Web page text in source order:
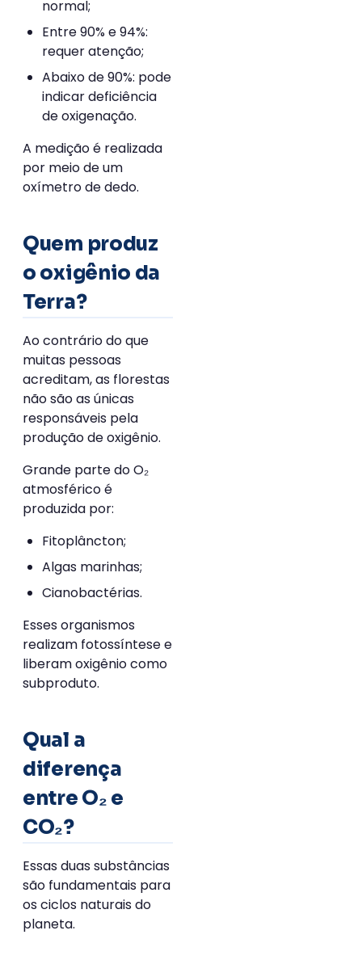
normal;
Entre 90% e 94%:
requer atenção;
Abaixo de 90%: pode
indicar deficiência
de oxigenação.
A medição é realizada
por meio de um
oxímetro de dedo.
Quem produz
o oxigênio da
Terra?
Ao contrário do que
muitas pessoas
acreditam, as florestas
não são as únicas
responsáveis pela
produção de oxigênio.
Grande parte do O₂
atmosférico é
produzida por:
Fitoplâncton;
Algas marinhas;
Cianobactérias.
Esses organismos
realizam fotossíntese e
liberam oxigênio como
subproduto.
Qual a
diferença
entre O₂ e
CO₂?
Essas duas substâncias
são fundamentais para
os ciclos naturais do
planeta.